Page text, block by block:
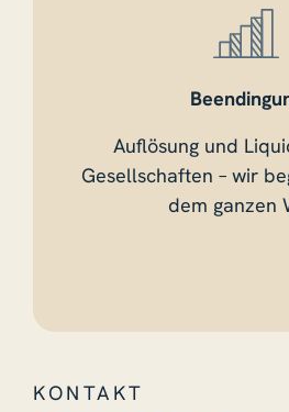
Auflösung und
Gesellschaften – wir
dem ganzen
KONTAKT